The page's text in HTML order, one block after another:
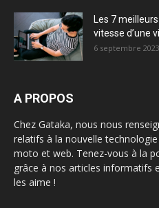
Les 7
vitesse d’une
6 septembre 2023
A PROPOS
Chez Gataka, nous nous
relatifs à la nouvelle
moto et web. Tenez-vous à la
grâce à nos articles informatifs
les aime !